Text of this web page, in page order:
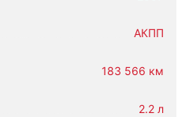
АКПП
183 566 км
2.2 л